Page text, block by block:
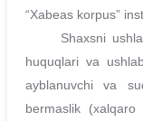
“Xabeas korpus”
Shaxsni
huquqlari va
ayblanuvchi va
bermaslik (xalqaro